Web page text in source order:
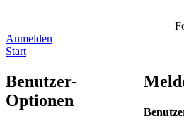
Anmelden
Start
Benutzer-
Optionen